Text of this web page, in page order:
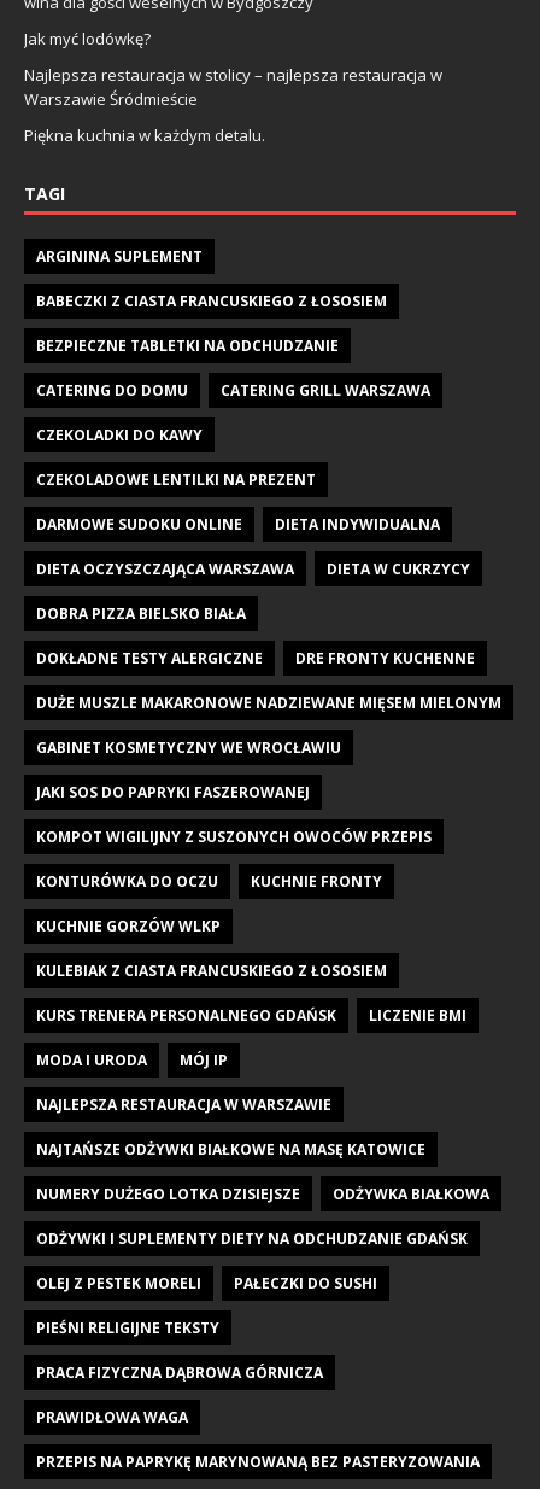
Jak myć lodówkę?
Najlepsza restauracja w stolicy – najlepsza restauracja w
Warszawie Śródmieście
Piękna kuchnia w każdym detalu.
TAGI
ARGININA SUPLEMENT
BABECZKI Z CIASTA FRANCUSKIEGO Z ŁOSOSIEM
BEZPIECZNE TABLETKI NA ODCHUDZANIE
CATERING DO DOMU CATERING GRILL WARSZAWA
CZEKOLADKI DO KAWY
CZEKOLADOWE LENTILKI NA PREZENT
DARMOWE SUDOKU ONLINE DIETA INDYWIDUALNA
DIETA OCZYSZCZAJĄCA WARSZAWA DIETA W CUKRZYCY
DOBRA PIZZA BIELSKO BIAŁA
DOKŁADNE TESTY ALERGICZNE DRE FRONTY KUCHENNE
DUŻE MUSZLE MAKARONOWE NADZIEWANE MIĘSEM MIELONYM
GABINET KOSMETYCZNY WE WROCŁAWIU
JAKI SOS DO PAPRYKI FASZEROWANEJ
KOMPOT WIGILIJNY Z SUSZONYCH OWOCÓW PRZEPIS
KONTURÓWKA DO OCZU KUCHNIE FRONTY
KUCHNIE GORZÓW WLKP
KULEBIAK Z CIASTA FRANCUSKIEGO Z ŁOSOSIEM
KURS TRENERA PERSONALNEGO GDAŃSK LICZENIE BMI
MODA I URODA MÓJ IP
NAJLEPSZA RESTAURACJA W WARSZAWIE
NAJTAŃSZE ODŻYWKI BIAŁKOWE NA MASĘ KATOWICE
NUMERY DUŻEGO LOTKA DZISIEJSZE ODŻYWKA BIAŁKOWA
ODŻYWKI I SUPLEMENTY DIETY NA ODCHUDZANIE GDAŃSK
OLEJ Z PESTEK MORELI PAŁECZKI DO SUSHI
PIEŚNI RELIGIJNE TEKSTY
PRACA FIZYCZNA DĄBROWA GÓRNICZA
PRAWIDŁOWA WAGA
PRZEPIS NA PAPRYKĘ MARYNOWANĄ BEZ PASTERYZOWANIA